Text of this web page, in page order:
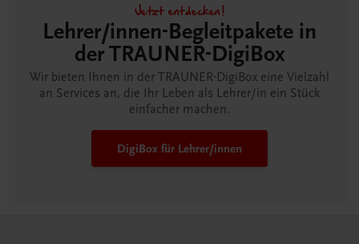
Jetzt entdecken!
Lehrer/innen-Begleitpakete in
der TRAUNER-DigiBox
Wir bieten Ihnen in der TRAUNER-DigiBox eine Vielzahl
an Services an, die Ihr Leben als Lehrer/in ein Stück
einfacher machen.
DigiBox für Lehrer/innen